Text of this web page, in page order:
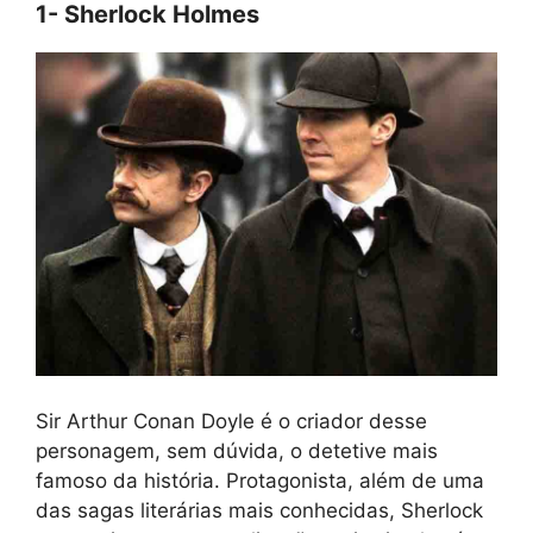
1- Sherlock Holmes
Sir Arthur Conan Doyle é o criador desse
personagem, sem dúvida, o detetive mais
famoso da história. Protagonista, além de uma
das sagas literárias mais conhecidas, Sherlock